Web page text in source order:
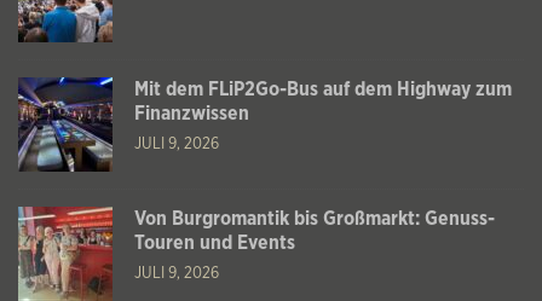
Mit dem FLiP2Go-Bus auf dem Highway zum
Finanzwissen
JULI 9, 2026
Von Burgromantik bis Großmarkt: Genuss-
Touren und Events
JULI 9, 2026